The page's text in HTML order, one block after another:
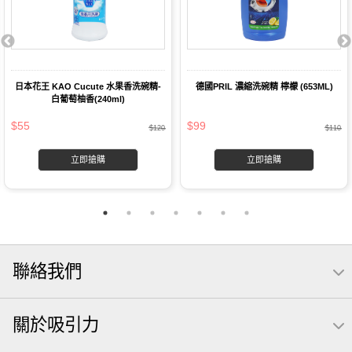
日本花王 KAO Cucute 水果香洗碗精-
白葡萄柚香(240ml)
$55 $120
立即搶購
德國PRIL 濃縮洗碗精 檸檬 (653ML)
$99 $110
立即搶購
聯絡我們
關於吸引力